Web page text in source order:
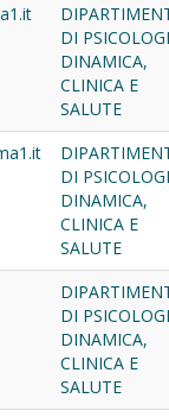
DI
DINAMICA,
CLINICA E
SALUTE
DI
DINAMICA,
CLINICA E
SALUTE
DI
DINAMICA,
CLINICA E
SALUTE